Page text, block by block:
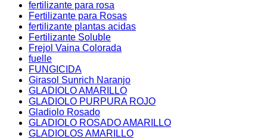
fertilizante para rosa
Fertilizante para Rosas
fertilizante plantas acidas
Fertilizante Soluble
Frejol Vaina Colorada
fuelle
FUNGICIDA
Girasol Sunrich Naranjo
GLADIOLO AMARILLO
GLADIOLO PURPURA ROJO
Gladiolo Rosado
GLADIOLO ROSADO AMARILLO
GLADIOLOS AMARILLO